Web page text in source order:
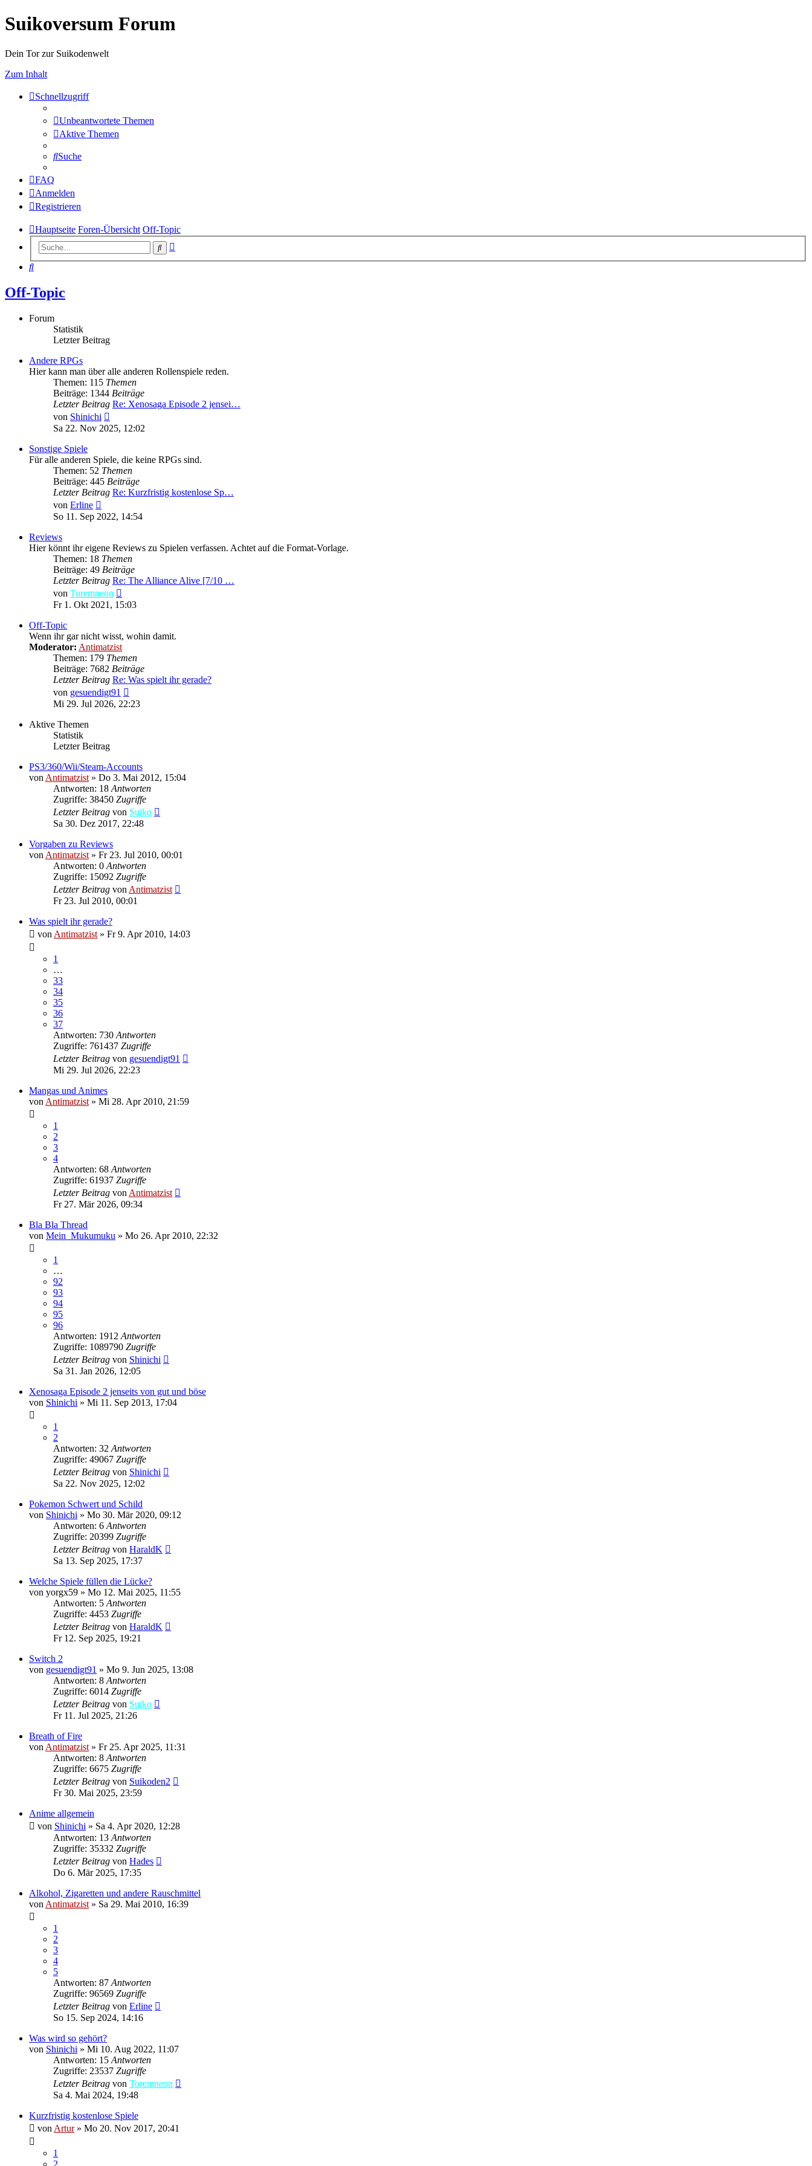
Suikoversum Forum
Dein Tor zur Suikodenwelt
Zum Inhalt
Schnellzugriff
Unbeantwortete Themen
Aktive Themen
Suche
FAQ
Anmelden
Registrieren
Hauptseite Foren-Übersicht Off-Topic
Suche
Suche
Off-Topic
Forum
Statistik
Letzter Beitrag
Andere RPGs
Hier kann man über alle anderen Rollenspiele reden.
Themen: 115 Themen
Beiträge: 1344 Beiträge
Letzter Beitrag Re: Xenosaga Episode 2 jensei…
von Shinichi
Beitrag
Sa 22. Nov 2025, 12:02
Sonstige Spiele
Für alle anderen Spiele, die keine RPGs sind.
Themen: 52 Themen
Beiträge: 445 Beiträge
Letzter Beitrag Re: Kurzfristig kostenlose Sp…
von Erline
Beitrag
So 11. Sep 2022, 14:54
Reviews
Hier könnt ihr eigene Reviews zu Spielen verfassen. Achtet auf die Format-Vorlage.
Themen: 18 Themen
Beiträge: 49 Beiträge
Letzter Beitrag Re: The Alliance Alive [7/10 …
von Toremneon
Beitrag
Fr 1. Okt 2021, 15:03
Off-Topic
Wenn ihr gar nicht wisst, wohin damit.
Moderator: Antimatzist
Themen: 179 Themen
Beiträge: 7682 Beiträge
Letzter Beitrag Re: Was spielt ihr gerade?
von gesuendigt91
Beitrag
Mi 29. Jul 2026, 22:23
Aktive Themen
Statistik
Letzter Beitrag
PS3/360/Wii/Steam-Accounts
von Antimatzist » Do 3. Mai 2012, 15:04
Antworten: 18 Antworten
Zugriffe: 38450 Zugriffe
Letzter Beitrag von Suiko
Sa 30. Dez 2017, 22:48
Vorgaben zu Reviews
von Antimatzist » Fr 23. Jul 2010, 00:01
Antworten: 0 Antworten
Zugriffe: 15092 Zugriffe
Letzter Beitrag von Antimatzist
Fr 23. Jul 2010, 00:01
Was spielt ihr gerade?
von Antimatzist » Fr 9. Apr 2010, 14:03
1
…
33
34
35
36
37
Antworten: 730 Antworten
Zugriffe: 761437 Zugriffe
Letzter Beitrag von gesuendigt91
Mi 29. Jul 2026, 22:23
Mangas und Animes
von Antimatzist » Mi 28. Apr 2010, 21:59
1
2
3
4
Antworten: 68 Antworten
Zugriffe: 61937 Zugriffe
Letzter Beitrag von Antimatzist
Fr 27. Mär 2026, 09:34
Bla Bla Thread
von Mein_Mukumuku » Mo 26. Apr 2010, 22:32
1
…
92
93
94
95
96
Antworten: 1912 Antworten
Zugriffe: 1089790 Zugriffe
Letzter Beitrag von Shinichi
Sa 31. Jan 2026, 12:05
Xenosaga Episode 2 jenseits von gut und böse
von Shinichi » Mi 11. Sep 2013, 17:04
1
2
Antworten: 32 Antworten
Zugriffe: 49067 Zugriffe
Letzter Beitrag von Shinichi
Sa 22. Nov 2025, 12:02
Pokemon Schwert und Schild
von Shinichi » Mo 30. Mär 2020, 09:12
Antworten: 6 Antworten
Zugriffe: 20399 Zugriffe
Letzter Beitrag von HaraldK
Sa 13. Sep 2025, 17:37
Welche Spiele füllen die Lücke?
von yorgx59 » Mo 12. Mai 2025, 11:55
Antworten: 5 Antworten
Zugriffe: 4453 Zugriffe
Letzter Beitrag von HaraldK
Fr 12. Sep 2025, 19:21
Switch 2
von gesuendigt91 » Mo 9. Jun 2025, 13:08
Antworten: 8 Antworten
Zugriffe: 6014 Zugriffe
Letzter Beitrag von Suiko
Fr 11. Jul 2025, 21:26
Breath of Fire
von Antimatzist » Fr 25. Apr 2025, 11:31
Antworten: 8 Antworten
Zugriffe: 6675 Zugriffe
Letzter Beitrag von Suikoden2
Fr 30. Mai 2025, 23:59
Anime allgemein
von Shinichi » Sa 4. Apr 2020, 12:28
Antworten: 13 Antworten
Zugriffe: 35332 Zugriffe
Letzter Beitrag von Hades
Do 6. Mär 2025, 17:35
Alkohol, Zigaretten und andere Rauschmittel
von Antimatzist » Sa 29. Mai 2010, 16:39
1
2
3
4
5
Antworten: 87 Antworten
Zugriffe: 96569 Zugriffe
Letzter Beitrag von Erline
So 15. Sep 2024, 14:16
Was wird so gehört?
von Shinichi » Mi 10. Aug 2022, 11:07
Antworten: 15 Antworten
Zugriffe: 23537 Zugriffe
Letzter Beitrag von Toremneon
Sa 4. Mai 2024, 19:48
Kurzfristig kostenlose Spiele
von Artur» Mo 20. Nov 2017, 20:41
1